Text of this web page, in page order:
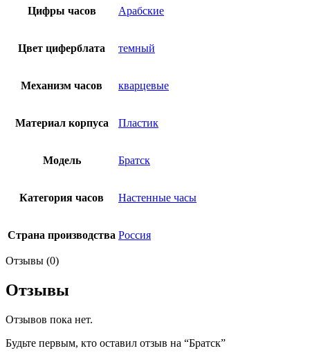
Цифры часов Арабские
Цвет циферблата темный
Механизм часов кварцевые
Материал корпуса Пластик
Модель Братск
Категория часов Настенные часы
Страна производства Россия
Отзывы (0)
Отзывы
Отзывов пока нет.
Будьте первым, кто оставил отзыв на “Братск”